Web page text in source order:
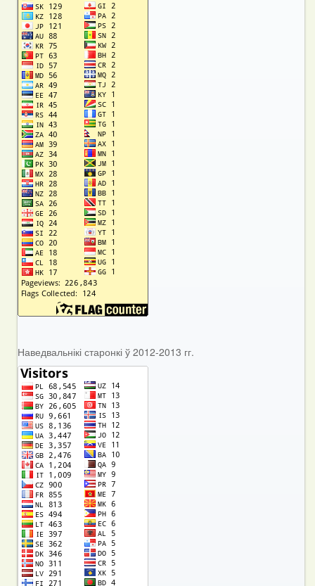
Наведвальнікі старонкі ў 2012-2013 гг.